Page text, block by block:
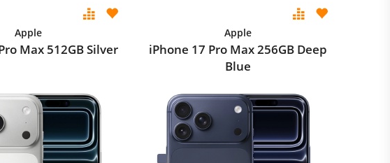
Apple
Max 512GB Silver
Apple
iPhone 17 Pro Max 256GB Deep
Blue